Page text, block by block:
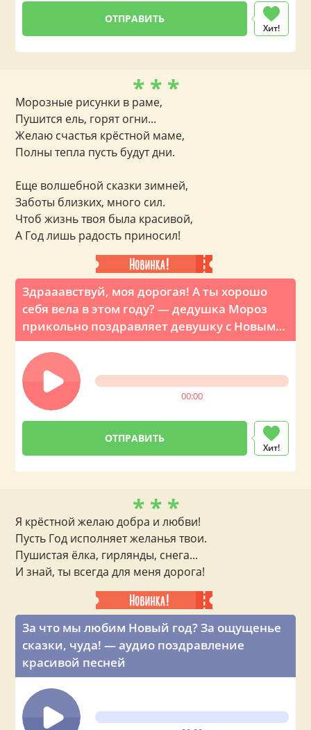
Хит!
Здрааавствуй, моя дорогая! А ты хорошо
себя вела в этом году? — дедушка Мороз
прикольно поздравляет девушку с Новым
годом по телефону
00:00
Хит!
* * *
Морозные рисунки в раме,
Пушится ель, горят огни...
Желаю счастья крёстной маме,
Полны тепла пусть будут дни.
Еще волшебной сказки зимней,
Заботы близких, много сил.
Чтоб жизнь твоя была красивой,
А Год лишь радость приносил!
За что мы любим Новый год? За ощущенье
сказки, чуда! — аудио поздравление
красивой песней
* * *
Я крёстной желаю добра и любви!
Пусть Год исполняет желанья твои.
Пушистая ёлка, гирлянды, снега...
И знай, ты всегда для меня дорога!